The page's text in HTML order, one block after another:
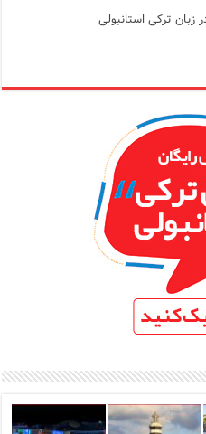
زبان ترکی استانبولی